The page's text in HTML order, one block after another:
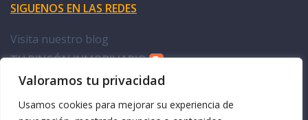
Valoramos tu privacidad
Usamos cookies para mejorar su experiencia de
SIGUENOS EN LAS REDES
Visita nuestro blog
TU RINCÓN INMOBILIARIO
Facebook Doña Casa